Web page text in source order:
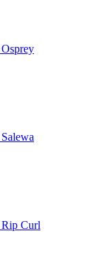
Osprey
Salewa
Rip Curl